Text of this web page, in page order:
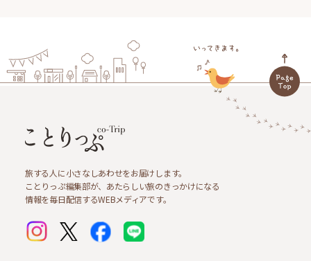
旅する人に小さなしあわせをお届けします。
ことりっぷ編集部が、あたらしい旅のきっかけになる
情報を毎日配信するWEBメディアです。